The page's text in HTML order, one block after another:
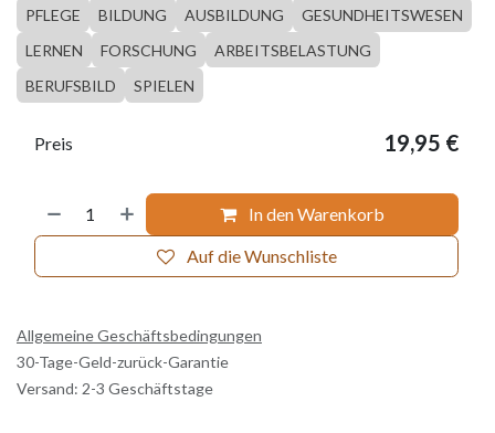
PFLEGE BILDUNG AUSBILDUNG
GESUNDHEITSWESEN
LERNEN
FORSCHUNG
ARBEITSBELASTUNG
BERUFSBILD
SPIELEN
In den Warenkorb
Auf die Wunschliste
Preis 19,95 €
Allgemeine Geschäftsbedingungen
30-Tage-Geld-zurück-Garantie
Versand: 2-3 Geschäftstage